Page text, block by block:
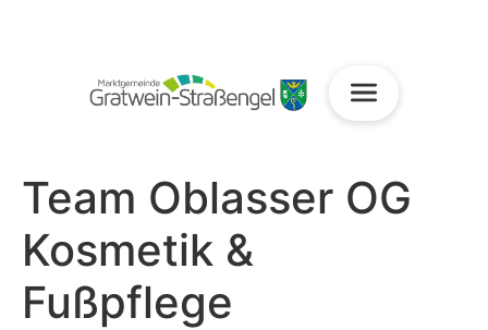
Team Oblasser OG
Kosmetik &
Fußpflege